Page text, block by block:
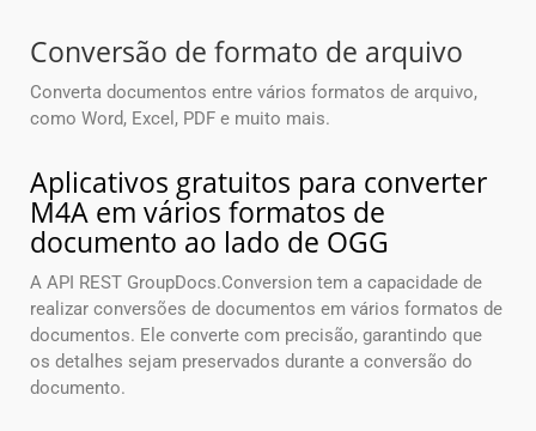
Conversão de formato de arquivo
Converta documentos entre vários formatos de arquivo,
como Word, Excel, PDF e muito mais.
Aplicativos gratuitos para converter
M4A em vários formatos de
documento ao lado de OGG
A API REST GroupDocs.Conversion tem a capacidade de
realizar conversões de documentos em vários formatos de
documentos. Ele converte com precisão, garantindo que
os detalhes sejam preservados durante a conversão do
documento.